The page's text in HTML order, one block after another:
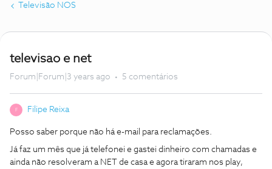
Televisão NOS
televisao e net
Forum|Forum|3 years ago 5 comentários
F Filipe Reixa
Posso saber porque não há e-mail para reclamações.
Já faz um mês que já telefonei e gastei dinheiro com chamadas e
ainda não resolveram a NET de casa e agora tiraram nos play,